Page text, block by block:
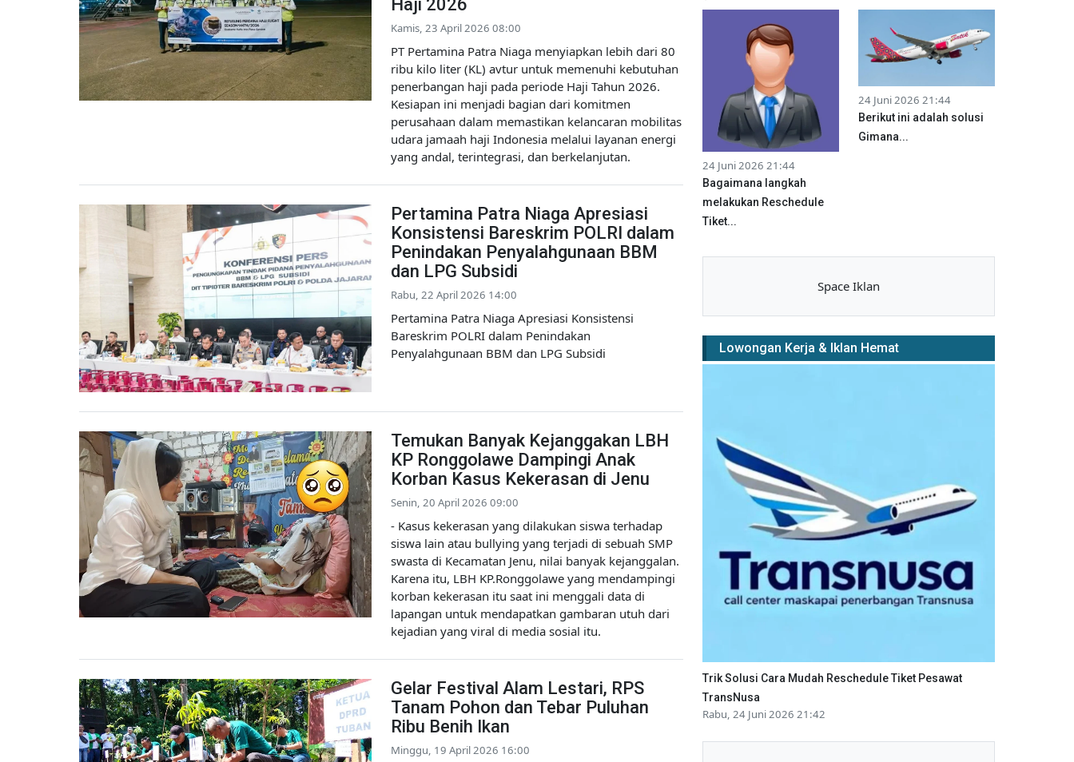
Haji 2026
Kamis, 23 April 2026 08:00
PT Pertamina Patra Niaga menyiapkan lebih dari 80
ribu kilo liter (KL) avtur untuk memenuhi kebutuhan
penerbangan haji pada periode Haji Tahun 2026.
Kesiapan ini menjadi bagian dari komitmen
perusahaan dalam memastikan kelancaran mobilitas
udara jamaah haji Indonesia melalui layanan energi
yang andal, terintegrasi, dan berkelanjutan.
Pertamina Patra Niaga Apresiasi
Konsistensi Bareskrim POLRI dalam
Penindakan Penyalahgunaan BBM
dan LPG Subsidi
Rabu, 22 April 2026 14:00
Pertamina Patra Niaga Apresiasi Konsistensi
Bareskrim POLRI dalam Penindakan
Penyalahgunaan BBM dan LPG Subsidi
Temukan Banyak Kejanggakan LBH
KP Ronggolawe Dampingi Anak
Korban Kasus Kekerasan di Jenu
Senin, 20 April 2026 09:00
- Kasus kekerasan yang dilakukan siswa terhadap
siswa lain atau bullying yang terjadi di sebuah SMP
swasta di Kecamatan Jenu, nilai banyak kejanggalan.
Karena itu, LBH KP.Ronggolawe yang mendampingi
korban kekerasan itu saat ini menggali data di
lapangan untuk mendapatkan gambaran utuh dari
kejadian yang viral di media sosial itu.
Gelar Festival Alam Lestari, RPS
Tanam Pohon dan Tebar Puluhan
Ribu Benih Ikan
Minggu, 19 April 2026 16:00
24 Juni 2026 21:44
Bagaimana langkah
melakukan Reschedule
Tiket...
24 Juni 2026 21:44
Berikut ini adalah solusi
Gimana...
Space Iklan
Lowongan Kerja & Iklan Hemat
Trik Solusi Cara Mudah Reschedule Tiket Pesawat
TransNusa
Rabu, 24 Juni 2026 21:42